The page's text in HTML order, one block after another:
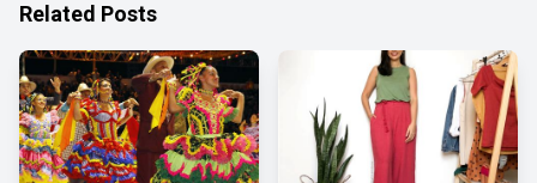
Related Posts